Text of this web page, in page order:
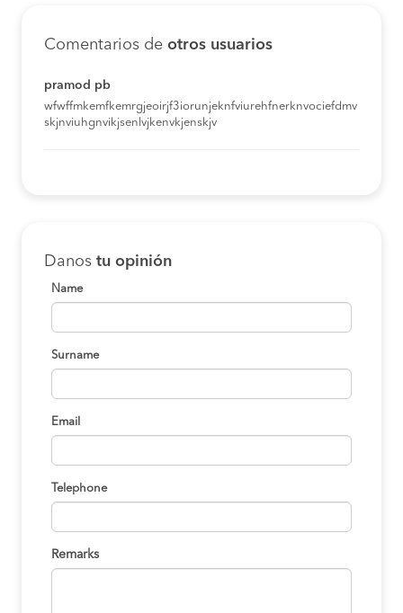
Comentarios de otros usuarios
pramod pb
wfwffmkemfkemrgjeoirjf3iorunjeknfviurehfnerknvociefdmv
skjnviuhgnvikjsenlvjkenvkjenskjv
Danos tu opinión
Name
Surname
Email
Telephone
Remarks